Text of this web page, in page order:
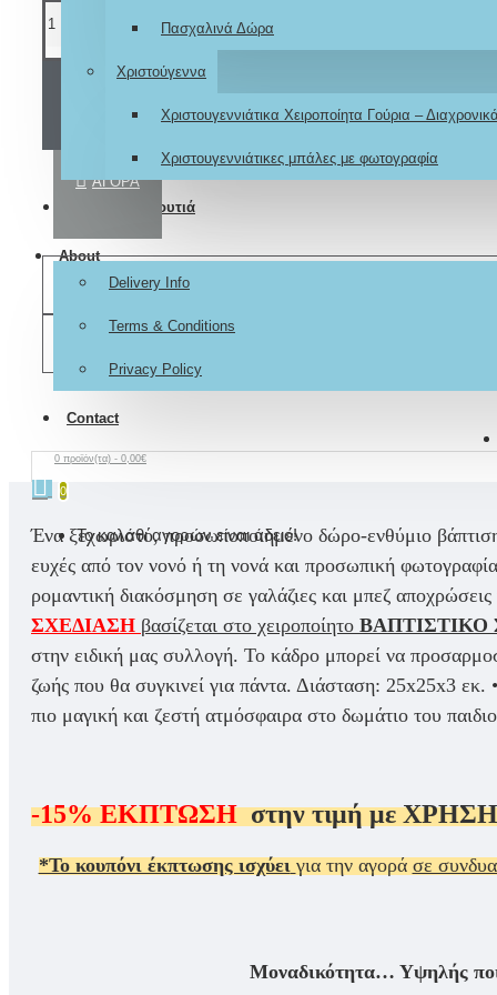
Πασχαλινά Δώρα
Χριστούγεννα
Χριστουγεννιάτικα Χειροποίητα Γούρια –
Χριστουγεννιάτικες μπάλες με φωτογραφία
Βαπτιστικά κουτιά
About
Delivery Info
Terms & Conditions
Privacy Policy
Contact
0 προϊόν(τα) - 0,00€
0
Το καλάθι αγορών είναι άδειο!
ΑΓΟΡΆ
ΕΠΙΘΥΜΗΤΌ
Ένα ξεχωριστό, προσωποποιημένο δώρο-ενθύμιο
ευχές από τον νονό ή τη νονά και προσωπική
ρομαντική διακόσμηση σε γαλάζιες και μπεζ
ΣΧΕΔΙΑΣΗ βασίζεται στο χειροποίητο ΒΑΠΤΙΣΤΙΚΟ
στην ειδική μας συλλογή. Το κάδρο μπορεί να
ζωής που θα συγκινεί για πάντα. Διάσταση: 25x25x3
πιο μαγική και ζεστή ατμόσφαιρα στο δωμάτιο του
-15%ΕΚΠΤΩΣΗ στην τιμή με
*Το κουπόνι έκπτωσης ισχύει για την αγοράσε
Μοναδικότητα… Υψηλής